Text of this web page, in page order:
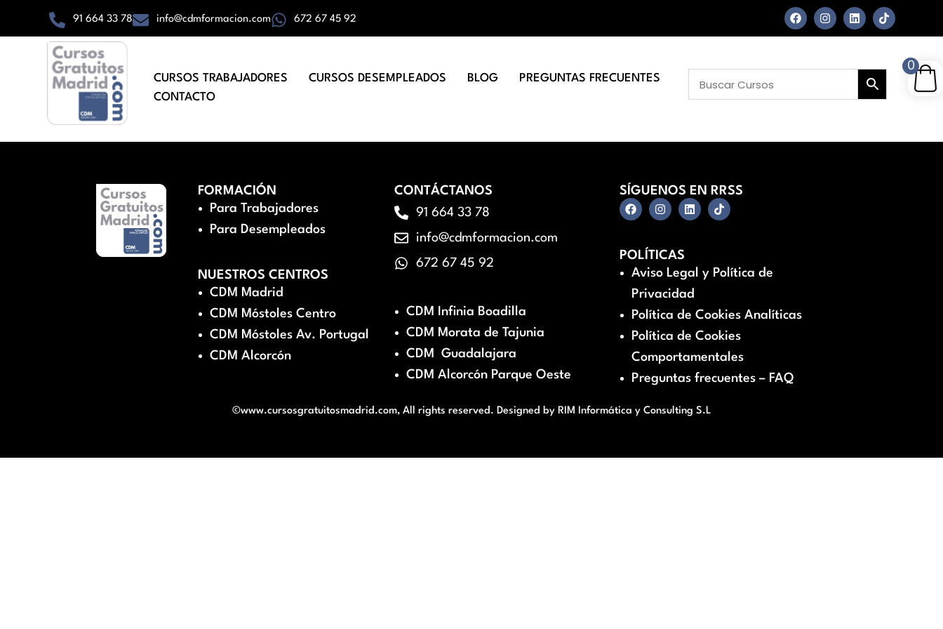
91 664 33 78 info@cdmformacion.com 672 67 45 92
CURSOS TRABAJADORES CURSOS DESEMPLEADOS BLOG
PREGUNTAS FRECUENTES
CONTACTO
FORMACIÓN
Para Trabajadores
Para Desempleados
NUESTROS CENTROS
CDM Madrid
CDM Móstoles Centro
CDM Móstoles Av. Portugal
CDM Alcorcón
CONTÁCTANOS
91 664 33 78
info@cdmformacion.com
672 67 45 92
CDM Infinia Boadilla
CDM Morata de Tajunia
CDM Guadalajara
CDM Alcorcón Parque Oeste
SÍGUENOS EN RRSS
POLÍTICAS
Aviso Legal y Política de
Privacidad
Política de Cookies Analíticas
Política de Cookies
Comportamentales
Preguntas frecuentes – FAQ
©www.cursosgratuitosmadrid.com, All rights reserved. Designed by RIM Informática y Consulting S.L
0